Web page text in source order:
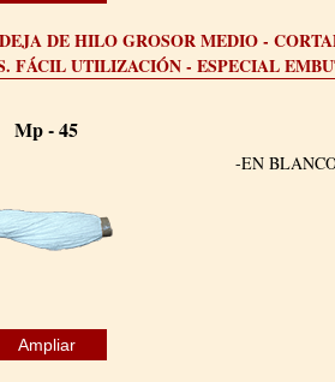
DE HILO GROSOR MEDIO -
FÁCIL UTILIZACIÓN - ESPECIAL
Mp - 45
Ampliar
-EN